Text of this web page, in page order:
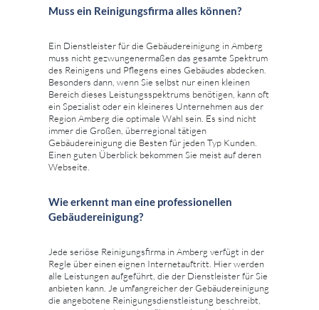
Muss ein Reinigungsfirma alles können?
Ein Dienstleister für die Gebäudereinigung in Amberg
muss nicht gezwungenermaßen das gesamte Spektrum
des Reinigens und Pflegens eines Gebäudes abdecken.
Besonders dann, wenn Sie selbst nur einen kleinen
Bereich dieses Leistungsspektrums benötigen, kann oft
ein Spezialist oder ein kleineres Unternehmen aus der
Region Amberg die optimale Wahl sein. Es sind nicht
immer die Großen, überregional tätigen
Gebäudereinigung die Besten für jeden Typ Kunden.
Einen guten Überblick bekommen Sie meist auf deren
Webseite.
Wie erkennt man eine professionellen
Gebäudereinigung?
Jede seriöse Reinigungsfirma in Amberg verfügt in der
Regle über einen eignen Internetauftritt. Hier werden
alle Leistungen aufgeführt, die der Dienstleister für Sie
anbieten kann. Je umfangreicher der Gebäudereinigung
die angebotene Reinigungsdienstleistung beschreibt,